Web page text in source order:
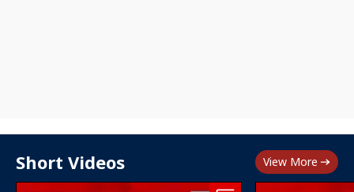
Short Videos View More